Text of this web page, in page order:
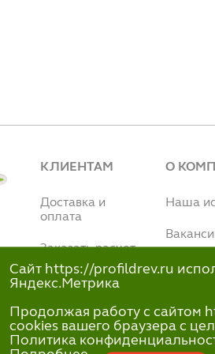
КЛИЕНТАМ
Доставка и
оплата
Заказать расчет
Интернет магазин
(Вытегорское ш.,
+7 (911)-418-40-80
пн-пт 9:00 - 18:00
О
Наша
Наше
Сайт https://profildrev.ru
Яндекс.Метрика
Продолжая работу с сайтом
cookies вашего браузера с
Политика